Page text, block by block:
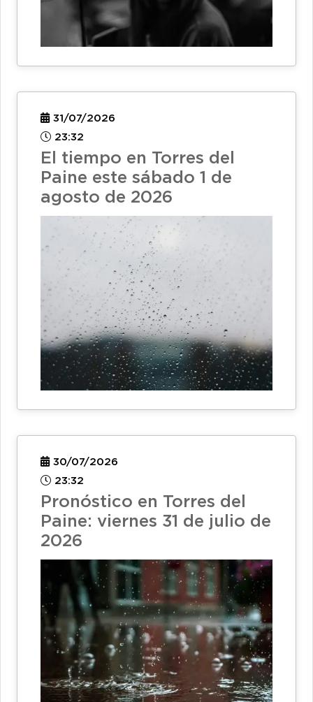
31/07/2026
23:32
El tiempo en Torres del
Paine este sábado 1 de
agosto de 2026
30/07/2026
23:32
Pronóstico en Torres del
Paine: viernes 31 de julio de
2026